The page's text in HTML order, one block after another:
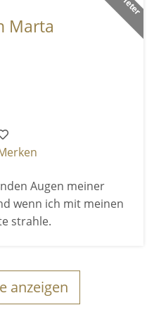
Marta
Augen meiner
wenn ich mit meinen
strahle.
anzeigen